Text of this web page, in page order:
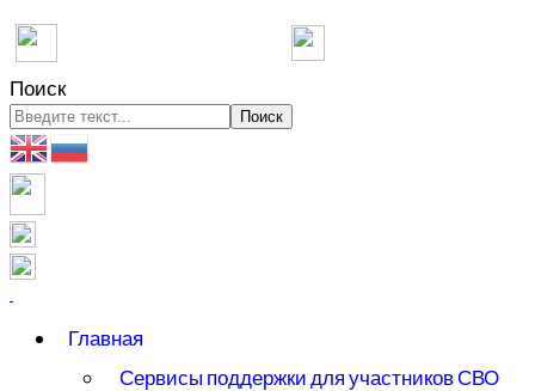
Поиск
Поиск
Главная
Сервисы поддержки для участников СВО